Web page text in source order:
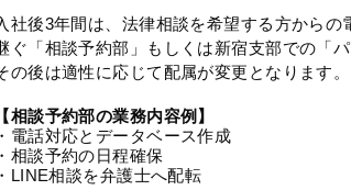
社後3年間は、法律相談を希望する方から
ぐ「相談予約部」もしくは新宿支部での「
の後は適性に応じて配属が変更となります。
相談予約部の業務内容例】
電話対応とデータベース作成
相談予約の日程確保
LINE相談を弁護士へ配転